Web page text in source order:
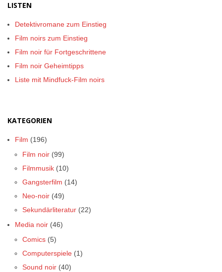
LISTEN
Detektivromane zum Einstieg
Film noirs zum Einstieg
Film noir für Fortgeschrittene
Film noir Geheimtipps
Liste mit Mindfuck-Film noirs
KATEGORIEN
Film (196)
Film noir (99)
Filmmusik (10)
Gangsterfilm (14)
Neo-noir (49)
Sekundärliteratur (22)
Media noir (46)
Comics (5)
Computerspiele (1)
Sound noir (40)